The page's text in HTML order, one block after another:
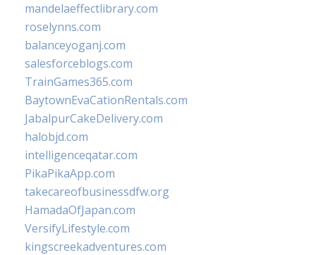
mandelaeffectlibrary.com
roselynns.com
balanceyoganj.com
salesforceblogs.com
TrainGames365.com
BaytownEvaCationRentals.com
JabalpurCakeDelivery.com
halobjd.com
intelligenceqatar.com
PikaPikaApp.com
takecareofbusinessdfw.org
HamadaOfJapan.com
VersifyLifestyle.com
kingscreekadventures.com